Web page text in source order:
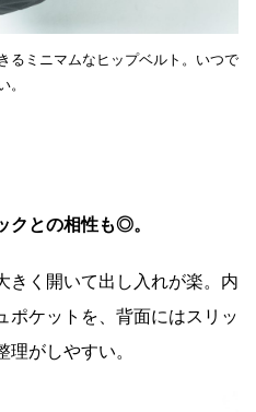
るミニマムなヒップベルト。いつで
。
クとの相性も◎。
きく開いて出し入れが楽。内
ポケットを、背面にはスリッ
理がしやすい。